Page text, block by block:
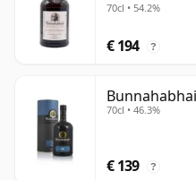
70cl • 54.2%
€ 194 ?
70cl • 46.3%
€ 139 ?